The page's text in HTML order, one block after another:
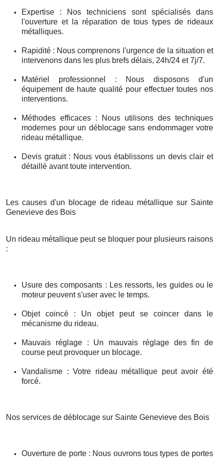
Expertise : Nos techniciens sont spécialisés dans
l'ouverture et la réparation de tous types de rideaux
métalliques.
Rapidité : Nous comprenons l'urgence de la situation et
intervenons dans les plus brefs délais, 24h/24 et 7j/7.
Matériel professionnel : Nous disposons d'un
équipement de haute qualité pour effectuer toutes nos
interventions.
Méthodes efficaces : Nous utilisons des techniques
modernes pour un déblocage sans endommager votre
rideau métallique.
Devis gratuit : Nous vous établissons un devis clair et
détaillé avant toute intervention.
Les causes d'un blocage de rideau métallique sur Sainte
Genevieve des Bois
Un rideau métallique peut se bloquer pour plusieurs raisons
:
Usure des composants : Les ressorts, les guides ou le
moteur peuvent s'user avec le temps.
Objet coincé : Un objet peut se coincer dans le
mécanisme du rideau.
Mauvais réglage : Un mauvais réglage des fin de
course peut provoquer un blocage.
Vandalisme : Votre rideau métallique peut avoir été
forcé.
Nos services de déblocage sur Sainte Genevieve des Bois
Ouverture de porte : Nous ouvrons tous types de portes